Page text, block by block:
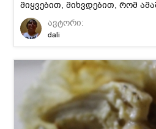
მიყვებით, მიხვდებით, რომ
ავტორი:
dali